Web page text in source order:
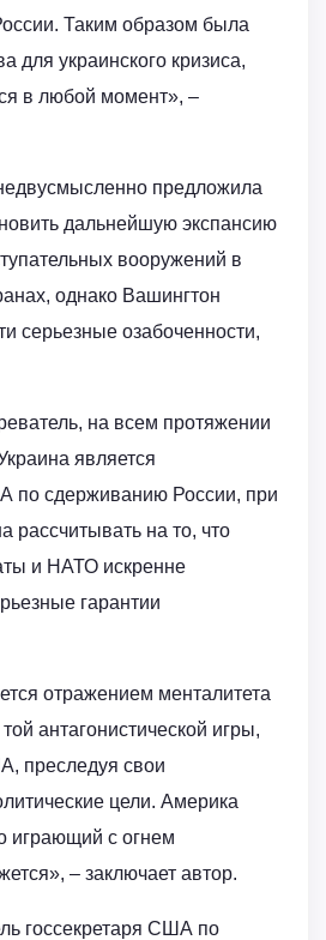
Таким образом была
для украинского кризиса,
в любой момент», –
предложила
дальнейшую экспансию
вооружений в
однако Вашингтон
серьезные озабоченности,
на всем протяжении
является
по сдерживанию России, при
рассчитывать на то, что
и НАТО искренне
гарантии
отражением менталитета
антагонистической игры,
преследуя свои
цели. Америка
играющий с огнем
– заключает автор.
госсекретаря США по